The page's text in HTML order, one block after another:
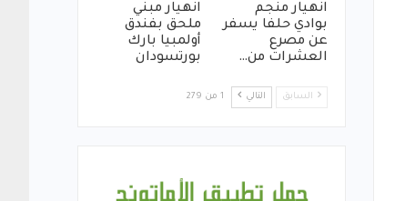
انهيار منجم
بوادي حلفا يسفر
عن مصرع
العشرات من…
انهيار مبني
ملحق بفندق
أولمبيا بارك
بورتسودان
السابق التالي 1 من 279